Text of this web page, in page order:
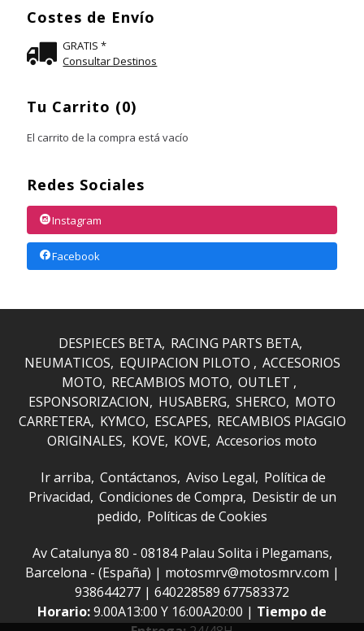
Costes de Envío
GRATIS *
Consultar Destinos
Tu Carrito (0)
El carrito de la compra está vacío
Redes Sociales
Instagram
Facebook
DESPIECES BETA RACING PARTS BETA
NEUMATICOS EQUIPACION PILOTO
ACCESORIOS
MOTO RECAMBIOS MOTO OUTLET
ESPONSORIZACION
HUSABERG SHERCO MOTO
CARRETERA KYMCO ESCAPES RECAMBIOS PIAGGIO
ORIGINALES KOVE KOVE Accesorios moto
Ir arriba Contáctanos Aviso Legal Política de
Privacidad Condiciones de Compra Desistir de un
pedido Políticas de Cookies
Av Catalunya 80 - 08184 Palau Solita i Plegamans,
Barcelona - (España) | motosmrv@motosmrv.com |
938644277 | 640228589 677583372
Horario:9.00A13:00 Y 16:00A20:00 | Tiempo de